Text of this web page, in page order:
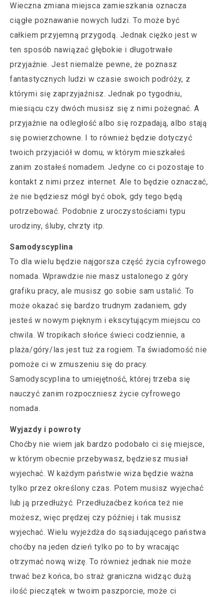
Wieczna zmiana miejsca zamieszkania oznacza
ciągłe poznawanie nowych ludzi. To może być
całkiem przyjemną przygodą. Jednak ciężko jest w
ten sposób nawiązać głębokie i długotrwałe
przyjaźnie. Jest niemalże pewne, że poznasz
fantastycznych ludzi w czasie swoich podróży, z
którymi się zaprzyjaźnisz. Jednak po tygodniu,
miesiącu czy dwóch musisz się z nimi pożegnać. A
przyjaźnie na odległość albo się rozpadają, albo stają
się powierzchowne. I to również będzie dotyczyć
twoich przyjaciół w domu, w którym mieszkałeś
zanim zostałeś nomadem. Jedyne co ci pozostaje to
kontakt z nimi przez internet. Ale to będzie oznaczać,
że nie będziesz mógł być obok, gdy tego będą
potrzebować. Podobnie z uroczystościami typu
urodziny, śluby, chrzty itp.
Samodyscyplina
To dla wielu będzie najgorsza część życia cyfrowego
nomada. Wprawdzie nie masz ustalonego z góry
grafiku pracy, ale musisz go sobie sam ustalić. To
może okazać się bardzo trudnym zadaniem, gdy
jesteś w nowym pięknym i ekscytującym miejscu co
chwila. W tropikach słońce świeci codziennie, a
plaża/góry/las jest tuż za rogiem. Ta świadomość nie
pomoże ci w zmuszeniu się do pracy.
Samodyscyplina to umiejętność, której trzeba się
nauczyć zanim rozpoczniesz życie cyfrowego
nomada.
Wyjazdy i powroty
Choćby nie wiem jak bardzo podobało ci się miejsce,
w którym obecnie przebywasz, będziesz musiał
wyjechać. W każdym państwie wiza będzie ważna
tylko przez określony czas. Potem musisz wyjechać
lub ją przedłużyć. Przedłużaćbez końca też nie
możesz, więc prędzej czy później i tak musisz
wyjechać. Wielu wyjeżdża do sąsiadującego państwa
choćby na jeden dzień tylko po to by wracając
otrzymać nową wizę. To również jednak nie może
trwać bez końca, bo straż graniczna widząc dużą
ilość pieczątek w twoim paszporcie, może ci